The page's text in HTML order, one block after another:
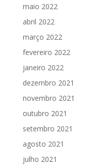
maio 2022
abril 2022
março 2022
fevereiro 2022
janeiro 2022
dezembro 2021
novembro 2021
outubro 2021
setembro 2021
agosto 2021
julho 2021